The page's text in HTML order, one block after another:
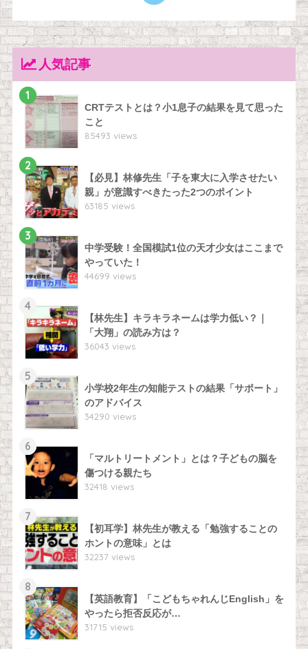
人気記事
1
CRTテストとは？小1息子の結果を見て思った
こと
85493 views
2
【必見】林修先生「子を東大に入学させたい
親」が意識すべきたった2つのポイント
63185 views
3
中学受験！全国模試1位の天才少女はここまで
やっていた！
44699 views
4
【林先生】キラキラネームは学力低い？｜
「大翔」の読み方は？
36043 views
5
小学校2年生の知能テストの結果「サポート」
のアドバイス
34290 views
6
「マルトリートメント」とは？子どもの脳を
傷つける親たち
32418 views
7
【初耳学】林先生が教える「勉強することの
ホントの意味」とは
32237 views
8
【英語教育】「こどもちゃれんじEnglish」を
やったら拒否反応が…
31715 views